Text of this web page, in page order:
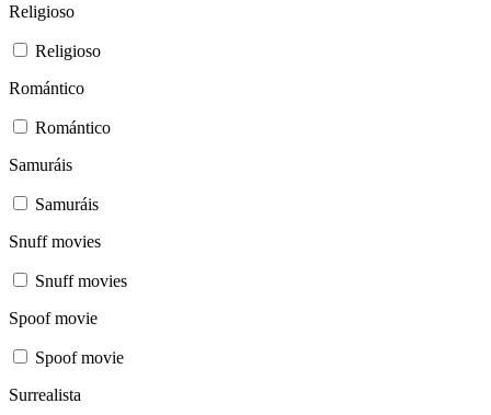
Religioso
Religioso
Romántico
Romántico
Samuráis
Samuráis
Snuff movies
Snuff movies
Spoof movie
Spoof movie
Surrealista